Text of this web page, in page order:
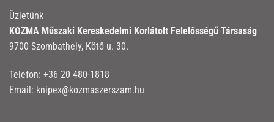
Üzletünk
KOZMA Műszaki Kereskedelmi Korlátolt Felelősségű Társaság
9700 Szombathely, Kötő u. 30.
Telefon: +36 20 480-1818
Email: knipex@kozmaszerszam.hu